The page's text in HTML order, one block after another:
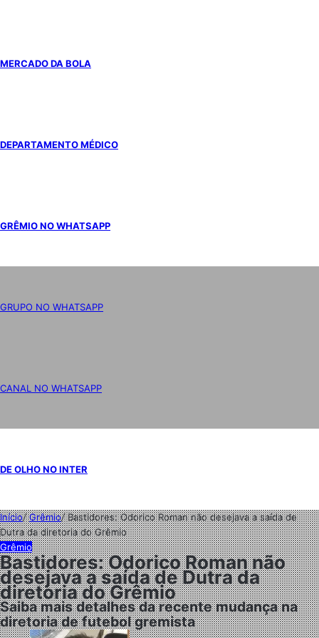
MERCADO DA BOLA
DEPARTAMENTO MÉDICO
GRÊMIO NO WHATSAPP
GRUPO NO WHATSAPP
CANAL NO WHATSAPP
DE OLHO NO INTER
Início/Grêmio/Bastidores: Odorico Roman não desejava a saída de
Dutra da diretoria do Grêmio
Grêmio
Bastidores: Odorico Roman não
desejava a saída de Dutra da
diretoria do Grêmio
Saiba mais detalhes da recente mudança na
diretoria de futebol gremista